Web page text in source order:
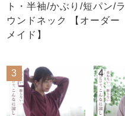
ト・半袖/かぶり/短パン/ラ
ウンドネック 【オーダー
メイド】
3 4